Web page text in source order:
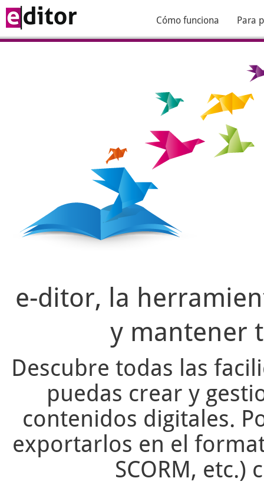
Cómo funciona Para
e-ditor, la
y mantener
Descubre todas las
puedas crear y
contenidos digitales.
exportarlos en el
SCORM, etc.)